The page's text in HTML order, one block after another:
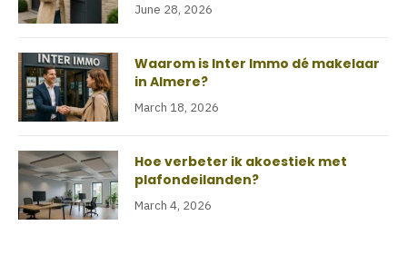
June 28, 2026
Waarom is Inter Immo dé makelaar
in Almere?
March 18, 2026
Hoe verbeter ik akoestiek met
plafondeilanden?
March 4, 2026